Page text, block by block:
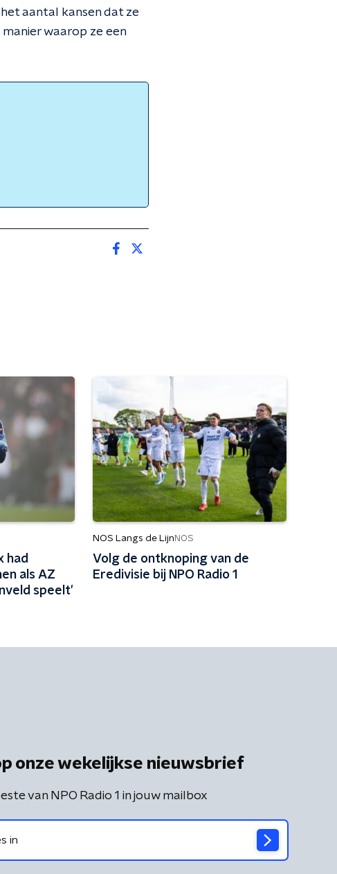
aantal kansen dat ze
waarop ze een
had
als AZ
speelt'
NOS Langs de Lijn NOS
Volg de ontknoping van de
Eredivisie bij NPO Radio 1
onze wekelijkse nieuwsbrief
van NPO Radio 1 in jouw mailbox